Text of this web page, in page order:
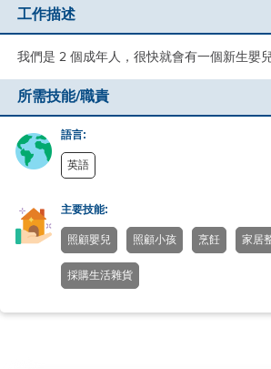
工作描述
我們是 2 個成年人，很快就會有一個新生嬰兒
所需技能/職責
語言:
英語
主要技能:
照顧嬰兒 照顧小孩 烹飪 家居
採購生活雜貨